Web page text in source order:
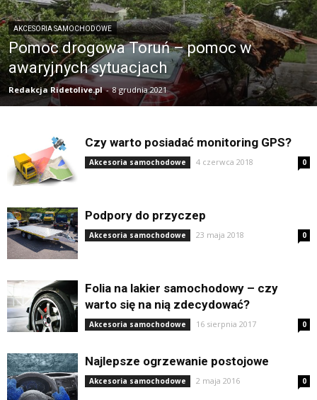
AKCESORIA SAMOCHODOWE
Pomoc drogowa Toruń – pomoc w
awaryjnych sytuacjach
Redakcja Ridetolive.pl - 8 grudnia 2021
Czy warto posiadać monitoring GPS?
Akcesoria samochodowe 4 czerwca 2018 0
Podpory do przyczep
Akcesoria samochodowe 23 maja 2018 0
Folia na lakier samochodowy – czy
warto się na nią zdecydować?
Akcesoria samochodowe 16 sierpnia 2017 0
Najlepsze ogrzewanie postojowe
Akcesoria samochodowe 2 maja 2016 0